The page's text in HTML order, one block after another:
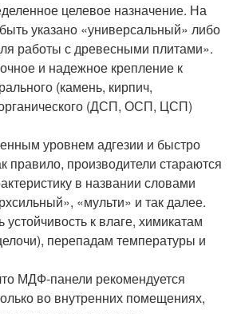
целевое назначение. На
указано «универсальный» либо
работы с древесными плитами».
и надежное крепление к
(камень, кирпич,
(ДСП, ОСП, ЦСП)
уровнем адгезии и быстро
правило, производители стараются
в названии словами
«мульти» и так далее.
к влаге, химикатам
перепадам температуры и
МДФ-панели рекомендуется
во внутренних помещениях,